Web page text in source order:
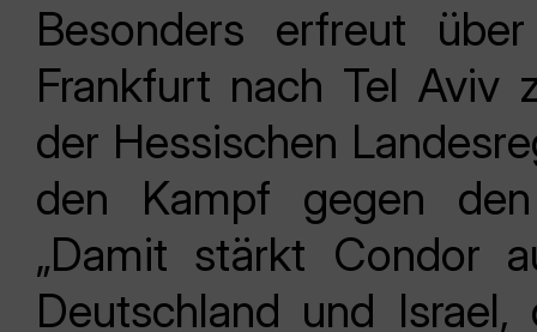
Besonders erfreut
Frankfurt nach Tel Aviv
der Hessischen
den Kampf gegen
„Damit stärkt Condor
Deutschland und Israel,